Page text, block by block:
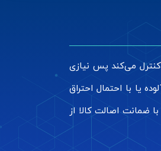
کنترل می‌کند پس نیازی
یا با احتمال احتراق
ضمانت اصالت کالا از